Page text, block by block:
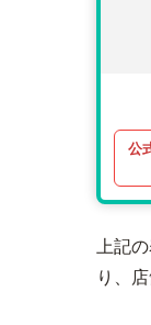
公
上記
り、